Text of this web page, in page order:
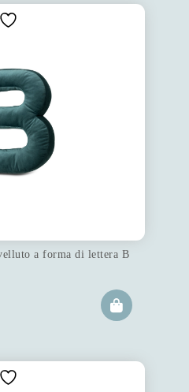
a forma di lettera B